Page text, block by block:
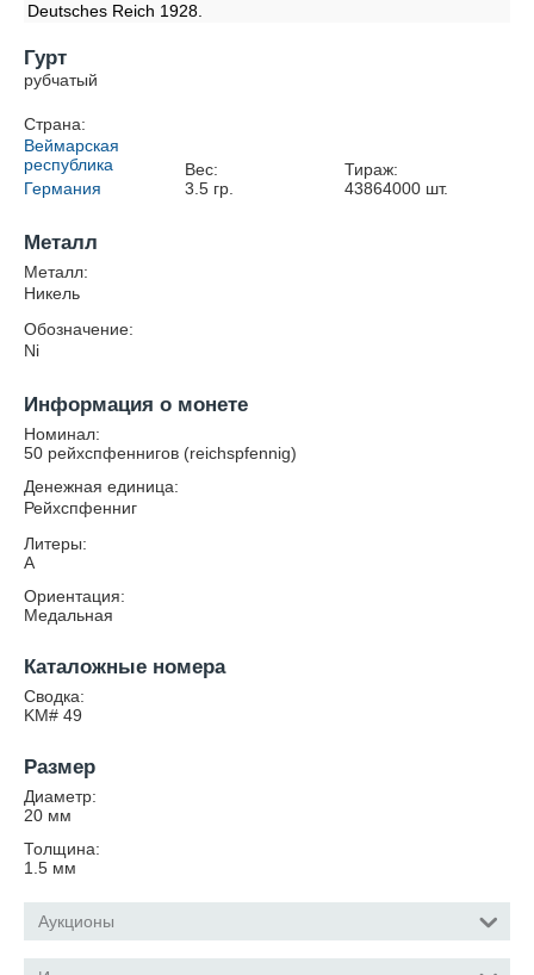
Deutsches Reich 1928.
Гурт
рубчатый
Страна:
Веймарская
республика
Германия
Вес:
3.5гр.
Тираж:
43864000 шт.
Металл
Металл:
Никель
Обозначение:
Ni
Информация о монете
Номинал:
50 рейхспфеннигов (reichspfennig)
Денежная единица:
Рейхспфенниг
Литеры:
A
Ориентация:
Медальная
Каталожные номера
Сводка:
KM# 49
Размер
Диаметр:
20 мм
Толщина:
1.5 мм
Аукционы